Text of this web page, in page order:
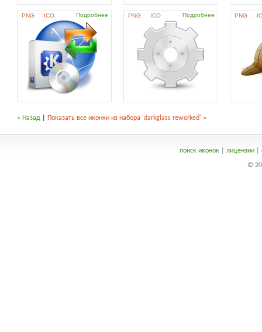
PNG ICO Подробнее PNG ICO Подробнее PNG
« Назад Показать все иконки из набора 'darkglass reworked' »
поиск иконок| лицензии|
©